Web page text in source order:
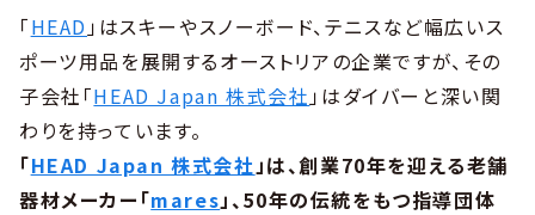
「HEAD 」はスキーやスノーボード、テニスなど幅広いス
ポーツ用品を展開するオーストリアの企業ですが、その
子会社「HEAD Japan 株式会社 」はダイバーと深い関
わりを持っています。
「HEAD Japan 株式会社 」は、創業70年を迎える老舗
器材メーカー「mares 」、50年の伝統をもつ指導団体